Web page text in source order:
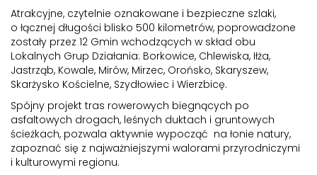
Atrakcyjne, czytelnie oznakowane i bezpieczne szlaki,
o łącznej długości blisko 500 kilometrów, poprowadzone
zostały przez 12 Gmin wchodzących w skład obu
Lokalnych Grup Działania: Borkowice, Chlewiska, Iłża,
Jastrząb, Kowale, Mirów, Mirzec, Orońsko, Skaryszew,
Skarżysko Kościelne, Szydłowiec i Wierzbicę.
Spójny projekt tras rowerowych biegnących po
asfaltowych drogach, leśnych duktach i gruntowych
ścieżkach, pozwala aktywnie wypocząć na łonie natury,
zapoznać się z najważniejszymi walorami przyrodniczymi
i kulturowymi regionu.